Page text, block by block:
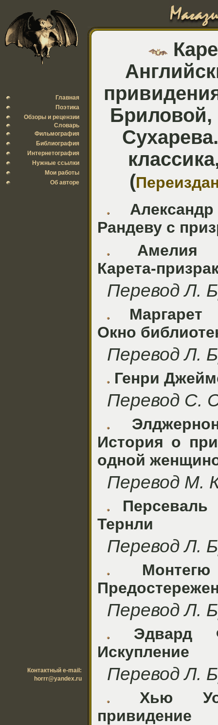
Главная
Поэтика
Обзоры и рецензии
Словарь
Фильмография
Библиография
Интернетография
Нужные ссылки
Мои работы
Об авторе
Контактный e-mail:
horrr@yandex.ru
(
Рандеву с
Амелия
Карета-
Перевод Л.
Окно
Перевод Л.
Генри
Перевод С.
История о
одной
Перевод М.
Тернли
Перевод Л.
Перевод Л.
Эдвард
Искупление
Перевод Л.
Хью
привидение